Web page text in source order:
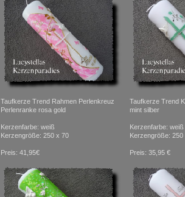
Taufkerze Trend Rahmen Perlenkreuz
Perlenranke rosa gold
Kerzenfarbe: weiß
Kerzengröße: 250 x 70
Preis: 41,95€
Taufkerze Trend
mint silber
Kerzenfarbe: weiß
Kerzengröße: 250
Preis: 35,95 €